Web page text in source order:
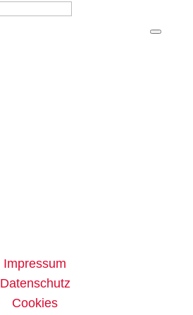
Impressum
Datenschutz
Cookies